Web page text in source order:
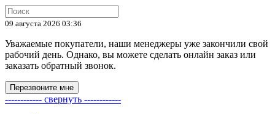
09 августа 2026 03:36
Уважаемые покупатели, наши менеджеры уже закончили свой
рабочий день. Однако, вы можете сделать онлайн заказ или
заказать обратный звонок.
Перезвоните мне
------------ свернуть ------------